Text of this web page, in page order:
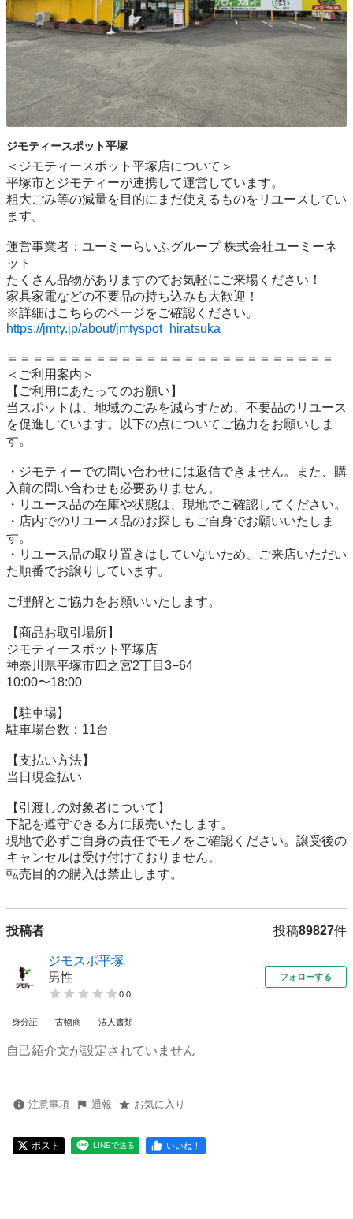
ジモティースポット平塚
＜ジモティースポット平塚店について＞
平塚市とジモティーが連携して運営しています。
粗⼤ごみ等の減量を⽬的にまだ使えるものをリユースしてい
ます。
運営事業者：ユーミーらいふグループ 株式会社ユーミーネ
ット
たくさん品物がありますのでお気軽にご来場ください！
家具家電などの不要品の持ち込みも大歓迎！
https://jmty.jp/about/jmtyspot_hiratsuka
＝＝＝＝＝＝＝＝＝＝＝＝＝＝＝＝＝＝＝＝＝＝＝＝＝＝
＜ご利用案内＞
【ご利用にあたってのお願い】
当スポットは、地域のごみを減らすため、不要品のリユース
を促進しています。以下の点についてご協力をお願いしま
す。
・ジモティーでの問い合わせには返信できません。また、購
入前の問い合わせも必要ありません。
・リユース品の在庫や状態は、現地でご確認してください。
・店内でのリユース品のお探しもご自身でお願いいたしま
す。
・リユース品の取り置きはしていないため、ご来店いただい
た順番でお譲りしています。
ご理解とご協力をお願いいたします。
【商品お取引場所】
ジモティースポット平塚店
神奈川県平塚市四之宮2丁目3−64
10:00〜18:00
【駐⾞場】
駐車場台数：11台
【⽀払い⽅法】
当日現金払い
【引渡しの対象者について】
下記を遵守できる⽅に販売いたします。
現地で必ずご⾃⾝の責任でモノをご確認ください。譲受後の
キャンセルは受け付けておりません。
転売⽬的の購⼊は禁⽌します。
投稿者 投稿89827件
ジモスポ平塚
男性
0.0
フォローする
身分証 古物商 法人書類
自己紹介文が設定されていません
注意事項 通報 お気に入り
ポスト LINEで送る いいね！